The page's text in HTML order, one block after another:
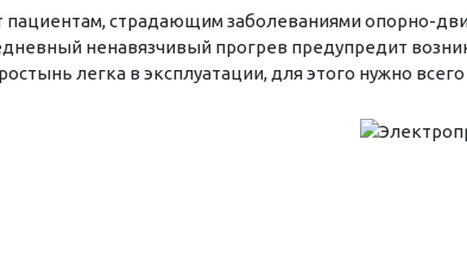
страдающим заболеваниями опорно-
ненавязчивый прогрев предупредит
легка в эксплуатации, для этого нужно